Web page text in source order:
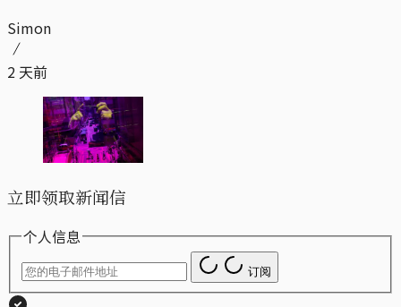
Simon
2 天前
立即领取新闻信
个人信息
订阅